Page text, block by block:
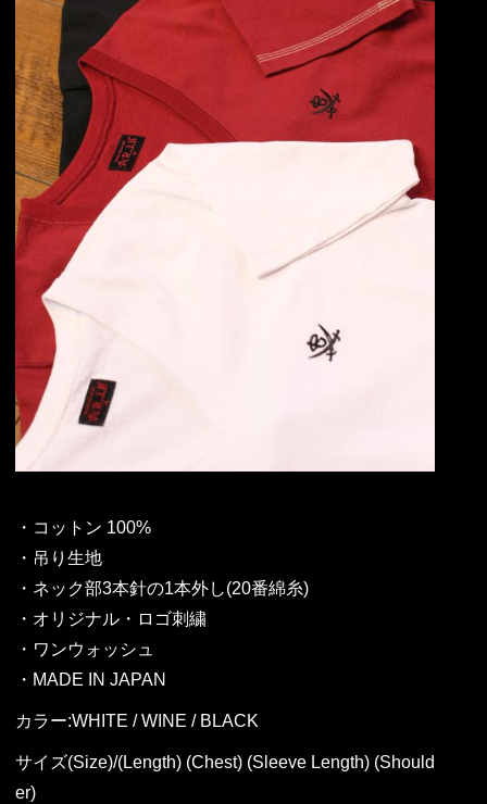
・コットン 100%
・吊り生地
・ネック部3本針の1本外し(20番綿糸)
・オリジナル・ロゴ刺繍
・ワンウォッシュ
・MADE IN JAPAN
カラー:WHITE / WINE / BLACK
サイズ(Size)/(Length) (Chest) (Sleeve Length) (Should
er)